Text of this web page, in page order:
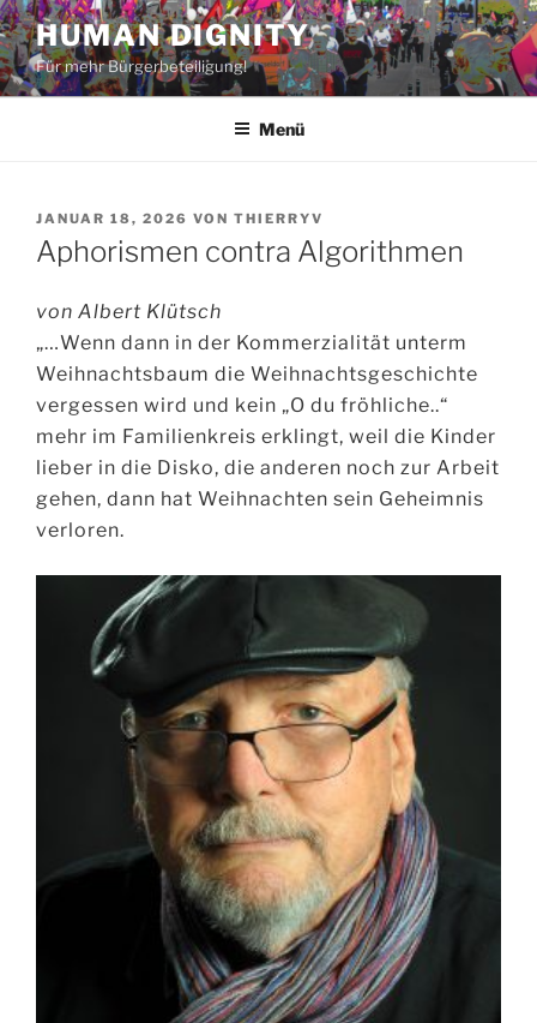
Zum
Inhalt
springen
HUMAN DIGNITY
Für mehr Bürgerbeteiligung!
Menü
VERÖFFENTLICHT
AM
JANUAR 18, 2026 VON THIERRYV
Aphorismen contra Algorithmen
von Albert Klütsch
„…Wenn dann in der Kommerzialität unterm
Weihnachtsbaum die Weihnachtsgeschichte
vergessen wird und kein „O du fröhliche..“
mehr im Familienkreis erklingt, weil die Kinder
lieber in die Disko, die anderen noch zur Arbeit
gehen, dann hat Weihnachten sein Geheimnis
verloren.